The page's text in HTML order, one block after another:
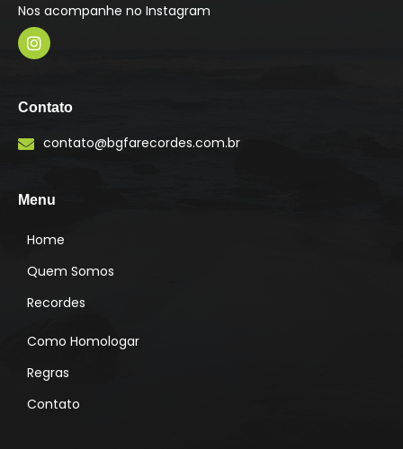
Nos acompanhe no Instagram
s
t
a
g
m
Contato
contato@bgfarecordes.com.br
Menu
Home
Quem Somos
Recordes
Como Homologar
Regras
Contato